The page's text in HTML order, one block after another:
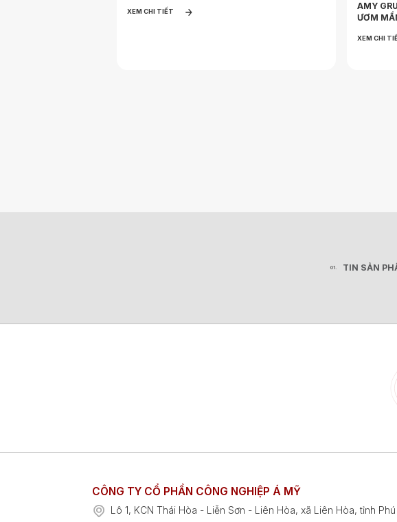
XEM CHI TIẾT
AMY
ƯƠM
XEM CHI
TIN SẢN
CÔNG TY CỔ PHẦN CÔNG NGHIỆP Á MỸ
Lô 1, KCN Thái Hòa - Liễn Sơn - Liên Hòa, xã Liên Hòa, tỉnh